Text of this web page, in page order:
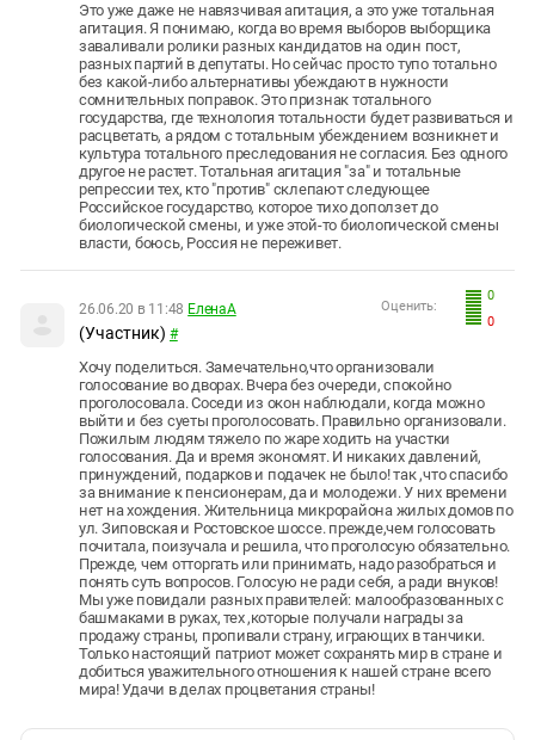
Это уже даже не навязчивая агитация, а это уже тотальная
агитация. Я понимаю, когда во время выборов выборщика
заваливали ролики разных кандидатов на один пост,
разных партий в депутаты. Но сейчас просто тупо тотально
без какой-либо альтернативы убеждают в нужности
сомнительных поправок. Это признак тотального
государства, где технология тотальности будет развиваться и
расцветать, а рядом с тотальным убеждением возникнет и
культура тотального преследования не согласия. Без одного
другое не растет. Тотальная агитация "за" и тотальные
репрессии тех, кто "против" склепают следующее
Российское государство, которое тихо доползет до
биологической смены, и уже этой-то биологической смены
власти, боюсь, Россия не переживет.
0
0
Оценить:
26.06.20 в 11:48 ЕленаA
(Участник) #
Хочу поделиться. Замечательно,что организовали
голосование во дворах. Вчера без очереди, спокойно
проголосовала. Соседи из окон наблюдали, когда можно
выйти и без суеты проголосовать. Правильно организовали.
Пожилым людям тяжело по жаре ходить на участки
голосования. Да и время экономят. И никаких давлений,
принуждений, подарков и подачек не было! так ,что спасибо
за внимание к пенсионерам, да и молодежи. У них времени
нет на хождения. Жительница микрорайона жилых домов по
ул. Зиповская и Ростовское шоссе. прежде,чем голосовать
почитала, поизучала и решила, что проголосую обязательно.
Прежде, чем отторгать или принимать, надо разобраться и
понять суть вопросов. Голосую не ради себя, а ради внуков!
Мы уже повидали разных правителей: малообразованных с
башмаками в руках, тех ,которые получали награды за
продажу страны, пропивали страну, играющих в танчики.
Только настоящий патриот может сохранять мир в стране и
добиться уважительного отношения к нашей стране всего
мира! Удачи в делах процветания страны!